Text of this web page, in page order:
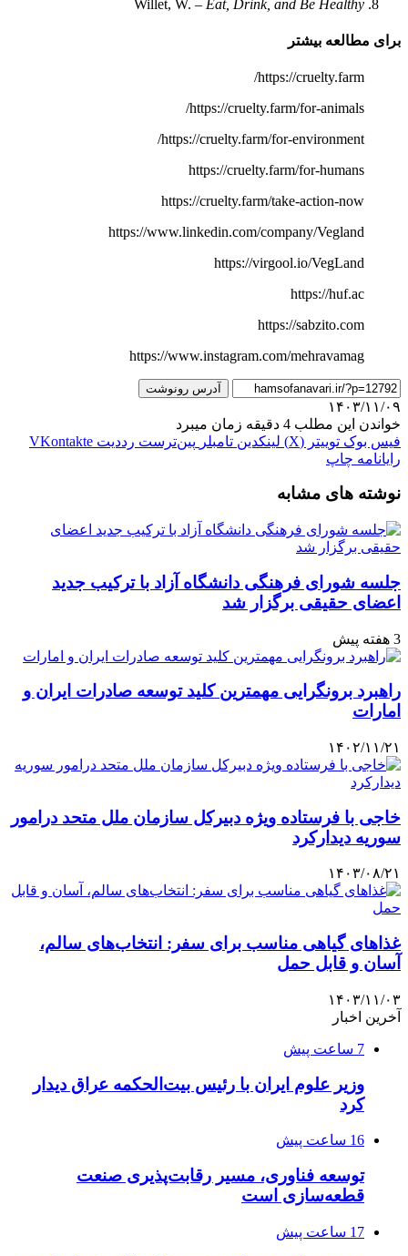
Willet, W. – Eat, Drink, and Be Healthy
برای مطالعه بیشتر
https://cruelty.farm/
https://cruelty.farm/for-animals/
https://cruelty.farm/for-environment/
https://cruelty.farm/for-humans
https://cruelty.farm/take-action-now
https://www.linkedin.com/company/Vegland
https://virgool.io/VegLand
https://huf.ac
https://sabzito.com
https://www.instagram.com/mehravamag
آدرس رونوشت
۱۴۰۳/۱۱/۰۹
خواندن این مطلب 4 دقیقه زمان میبرد
فیس بوک توییتر (X) لینکدین ‫تامبلر ‫پین‌ترست ‫رددیت ‫VKontakte
رایانامه چاپ
نوشته های مشابه
جلسه شورای فرهنگی دانشگاه آزاد با ترکیب جدید
اعضای حقیقی برگزار شد
3 هفته پیش
راهبرد برونگرایی مهمترین کلید توسعه صادرات ایران و
امارات
۱۴۰۲/۱۱/۲۱
خاجی با فرستاده ویژه دبیرکل سازمان ملل متحد درامور
سوریه دیدارکرد
۱۴۰۳/۰۸/۲۱
غذاهای گیاهی مناسب برای سفر: انتخاب‌های سالم،
آسان و قابل حمل
۱۴۰۳/۱۱/۰۳
آخرین اخبار
7 ساعت پیش
وزیر علوم ایران با رئیس بیت‌الحکمه عراق دیدار
کرد
16 ساعت پیش
توسعه فناوری، مسیر رقابت‌پذیری صنعت
قطعه‌سازی است
17 ساعت پیش